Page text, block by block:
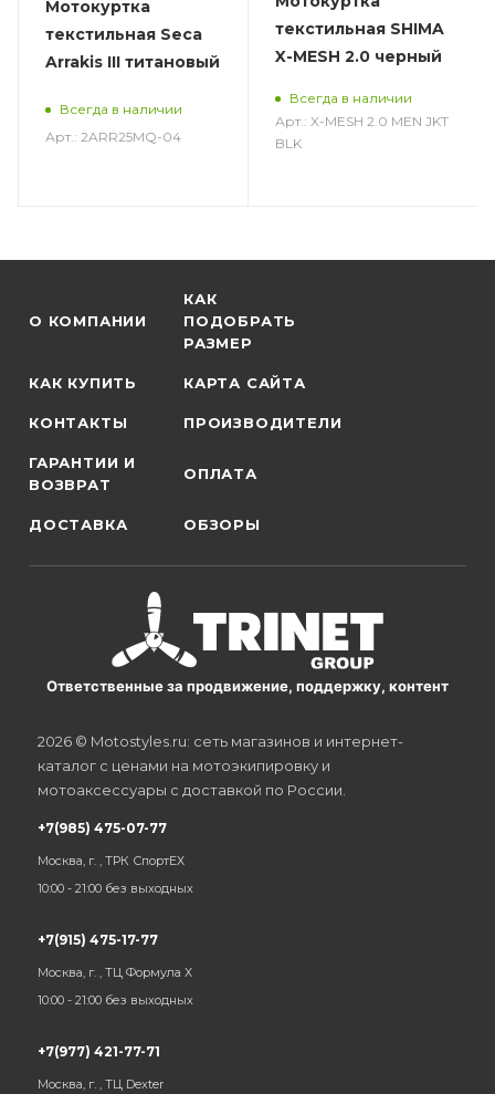
Мотокуртка
текстильная Seca
Arrakis III титановый
Всегда в наличии
Арт.: 2ARR25MQ-04
текстильная SHIMA
X-MESH 2.0 черный
Всегда в наличии
Арт.: X-MESH 2.0 MEN JKT
BLK
О КОМПАНИИ
КАК
ПОДОБРАТЬ
РАЗМЕР
КАК КУПИТЬ КАРТА САЙТА
КОНТАКТЫ ПРОИЗВОДИТЕЛИ
ГАРАНТИИ И
ВОЗВРАТ
ОПЛАТА
ДОСТАВКА ОБЗОРЫ
Ответственные за продвижение, поддержку, контент
2026 © Motostyles.ru: сеть магазинов и интернет-
каталог с ценами на мотоэкипировку и
мотоаксессуары с доставкой по России.
+7(985) 475-07-77
Москва, г. , ТРК СпортЕХ
10:00 - 21:00 без выходных
+7(915) 475-17-77
Москва, г. , ТЦ Формула Х
10:00 - 21:00 без выходных
+7(977) 421-77-71
Москва, г. , ТЦ Dexter